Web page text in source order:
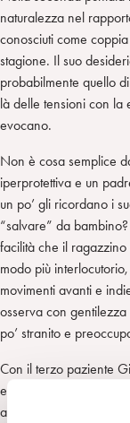
naturalezza nel
conosciuti come
stagione. Il suo
probabilmente quello
là delle tensioni con la
evocano.
Non è cosa semplice
iperprotettiva e un
un po’ gli ricordano i
“salvare” da
facilità che il
modo più
movimenti avanti e
osserva con
po’ stranito e
Con il terzo paziente
e di tranquillità.
apparentemente molto